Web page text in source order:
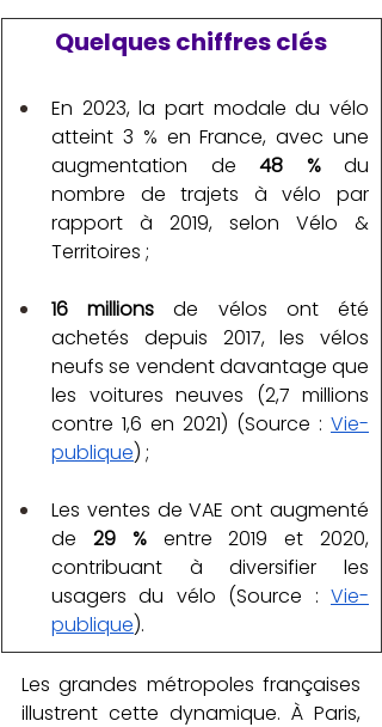
Quelques chiffres clés
En 2023, la part modale du vélo
atteint 3 % en France, avec une
augmentation de 48 % du
nombre de trajets à vélo par
rapport à 2019, selon Vélo &
Territoires ;
16 millions de vélos ont été
achetés depuis 2017, les vélos
neufs se vendent davantage que
les voitures neuves (2,7 millions
contre 1,6 en 2021) (Source : Vie-
publique) ;
Les ventes de VAE ont augmenté
de 29 % entre 2019 et 2020,
contribuant à diversifier les
usagers du vélo (Source : Vie-
publique).
Les grandes métropoles françaises